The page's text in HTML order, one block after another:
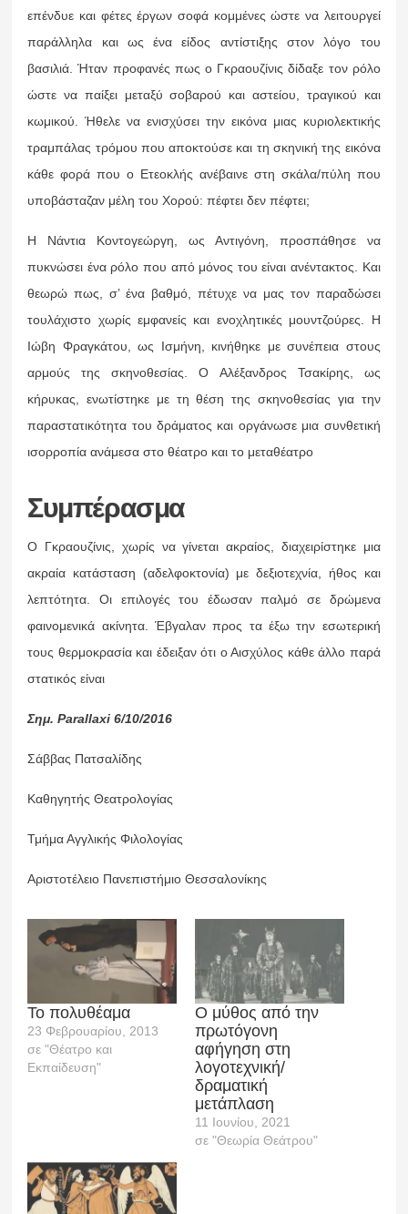
επένδυε και φέτες έργων σοφά κομμένες ώστε να λειτουργεί
παράλληλα και ως ένα είδος αντίστιξης στον λόγο του
βασιλιά. Ήταν προφανές πως ο Γκραουζίνις δίδαξε τον ρόλο
ώστε να παίξει μεταξύ σοβαρού και αστείου, τραγικού και
κωμικού. Ήθελε να ενισχύσει την εικόνα μιας κυριολεκτικής
τραμπάλας τρόμου που αποκτούσε και τη σκηνική της εικόνα
κάθε φορά που ο Ετεοκλής ανέβαινε στη σκάλα/πύλη που
υποβάσταζαν μέλη του Χορού: πέφτει δεν πέφτει;
Η Νάντια Κοντογεώργη, ως Αντιγόνη, προσπάθησε να
πυκνώσει ένα ρόλο που από μόνος του είναι ανέντακτος. Και
θεωρώ πως, σ’ ένα βαθμό, πέτυχε να μας τον παραδώσει
τουλάχιστο χωρίς εμφανείς και ενοχλητικές μουντζούρες. Η
Ιώβη Φραγκάτου, ως Ισμήνη, κινήθηκε με συνέπεια στους
αρμούς της σκηνοθεσίας. Ο Αλέξανδρος Τσακίρης, ως
κήρυκας, ενωτίστηκε με τη θέση της σκηνοθεσίας για την
παραστατικότητα του δράματος και οργάνωσε μια συνθετική
ισορροπία ανάμεσα στο θέατρο και το μεταθέατρο
Συμπέρασμα
Ο Γκραουζίνις, χωρίς να γίνεται ακραίος, διαχειρίστηκε μια
ακραία κατάσταση (αδελφοκτονία) με δεξιοτεχνία, ήθος και
λεπτότητα. Οι επιλογές του έδωσαν παλμό σε δρώμενα
φαινομενικά ακίνητα. Έβγαλαν προς τα έξω την εσωτερική
τους θερμοκρασία και έδειξαν ότι ο Αισχύλος κάθε άλλο παρά
στατικός είναι
Σημ. Parallaxi 6/10/2016
Σάββας Πατσαλίδης
Καθηγητής Θεατρολογίας
Τμήμα Αγγλικής Φιλολογίας
Αριστοτέλειο Πανεπιστήμιο Θεσσαλονίκης
Το πολυθέαμα
23 Φεβρουαρίου, 2013
σε "Θέατρο και
Εκπαίδευση"
Ο μύθος από την
πρωτόγονη
αφήγηση στη
λογοτεχνική/
δραματική
μετάπλαση
11 Ιουνίου, 2021
σε "Θεωρία Θεάτρου"